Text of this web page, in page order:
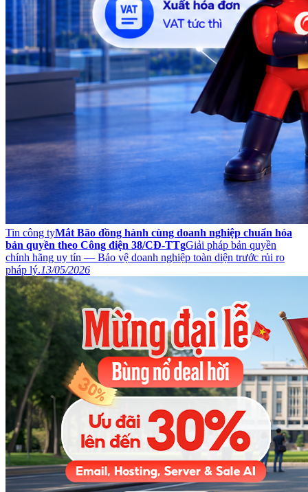
Tin công tyMắt Bão đồng hành cùng doanh nghiệp chuẩn hóa
bản quyền theo Công điện 38/CĐ-TTgGiải pháp bản quyền
chính hãng uy tín — Bảo vệ doanh nghiệp toàn diện trước rủi ro
pháp lý.13/05/2026